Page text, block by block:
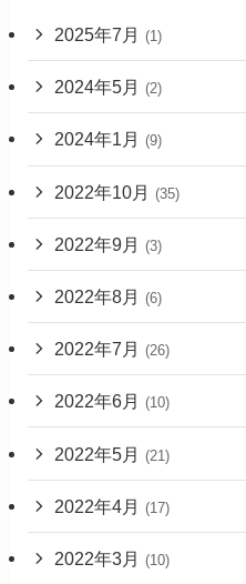
2025年7月 (1)
2024年5月 (2)
2024年1月 (9)
2022年10月 (35)
2022年9月 (3)
2022年8月 (6)
2022年7月 (26)
2022年6月 (10)
2022年5月 (21)
2022年4月 (17)
2022年3月 (10)